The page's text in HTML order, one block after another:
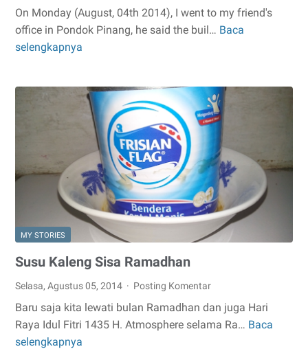
On Monday (August, 04th 2014), I went to my friend's
office in Pondok Pinang, he said the buil… Baca
selengkapnya
Thanks
MY STORIES
Susu Kaleng Sisa Ramadhan
Selasa, Agustus 05, 2014 Posting Komentar
Baru saja kita lewati bulan Ramadhan dan juga Hari
Raya Idul Fitri 1435 H. Atmosphere selama Ra… Baca
selengkapnya
Susu